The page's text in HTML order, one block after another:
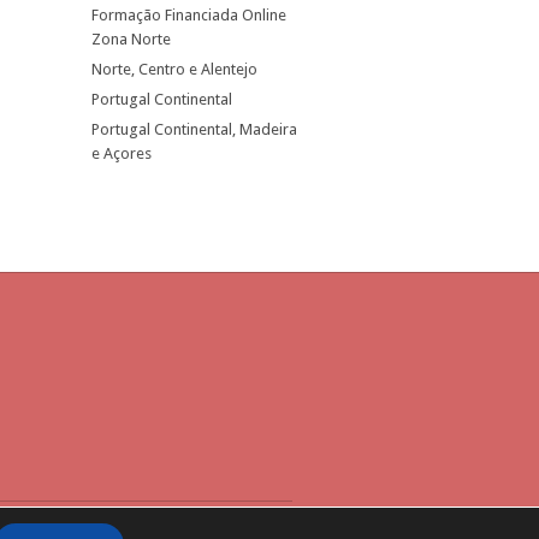
Formação Financiada Online
Zona Norte
Norte, Centro e Alentejo
Portugal Continental
Portugal Continental, Madeira
e Açores